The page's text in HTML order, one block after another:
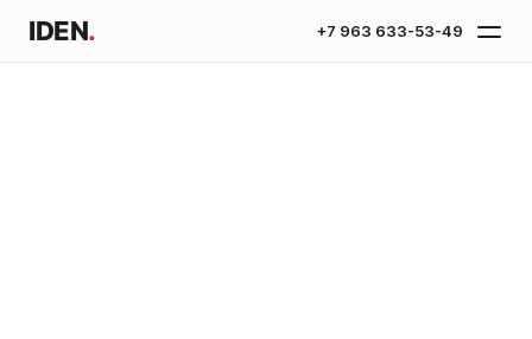
IDEN. +7 963 633-53-49